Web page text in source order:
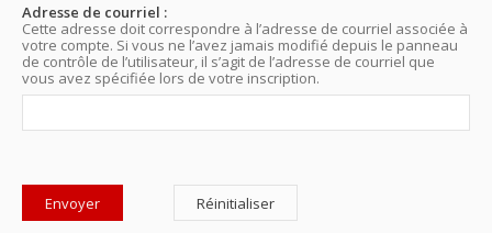
Adresse de courriel :
Cette adresse doit correspondre à l’adresse de courriel associée à
votre compte. Si vous ne l’avez jamais modifié depuis le panneau
de contrôle de l’utilisateur, il s’agit de l’adresse de courriel que
vous avez spécifiée lors de votre inscription.